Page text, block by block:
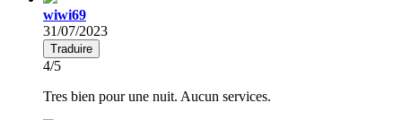
wiwi69
31/07/2023
Traduire
4/5
Tres bien pour une nuit. Aucun services.